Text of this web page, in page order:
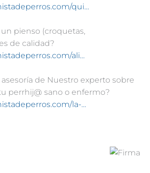
qui…
un pienso (croquetas,
de calidad?
ali…
de Nuestro experto sobre
perrhij@ sano o enfermo?
la-…